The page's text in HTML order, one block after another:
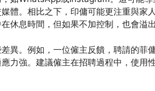
體。相比之下，印傭可能更注重與家
休息時間，但如果不加控制，也會溢
異。例如，一位僱主反饋，聘請的菲
力強。建議僱主在招聘過程中，使用